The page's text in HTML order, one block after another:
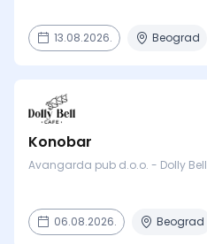
13.08.2026. Beograd
Konobar
Avangarda pub d.o.o. - Dolly Bell
06.08.2026. Beograd